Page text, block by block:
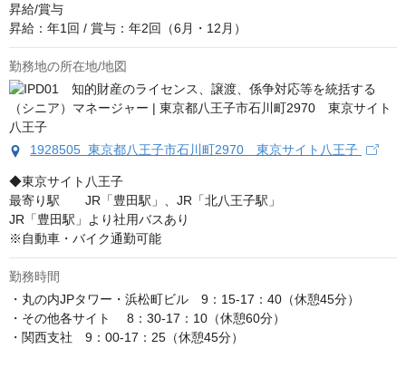
昇給/賞与
昇給：年1回 / 賞与：年2回（6月・12月）
勤務地の所在地/地図
1928505 東京都八王子市石川町2970 東京サイト八王子
◆東京サイト八王子
最寄り駅　　JR「豊田駅」、JR「北八王子駅」
JR「豊田駅」より社用バスあり
※自動車・バイク通勤可能
勤務時間
・丸の内JPタワー・浜松町ビル　9：15-17：40（休憩45分）
・その他各サイト 　8：30-17：10（休憩60分）
・関西支社　9：00-17：25（休憩45分）